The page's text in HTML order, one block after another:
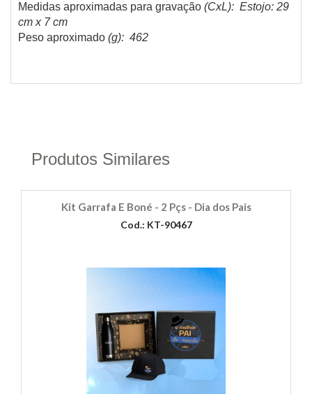
Medidas aproximadas para gravação (CxL): Estojo: 29
cm x 7 cm
Peso aproximado (g): 462
Produtos Similares
Kit Garrafa E Boné - 2 Pçs - Dia dos Pais
Cod.: KT-90467